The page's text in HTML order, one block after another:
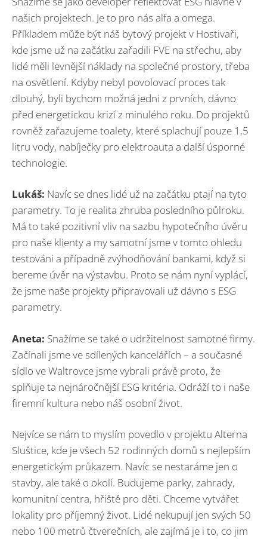
našich projektech. Je to pro nás alfa a omega.
Příkladem může být náš bytový projekt v Hostivaři,
kde jsme už na začátku zařadili FVE na střechu, aby
lidé měli levnější náklady na společné prostory, třeba
na osvětlení. Kdyby nebyl povolovací proces tak
dlouhý, byli bychom možná jedni z prvních, dávno
před energetickou krizí z minulého roku. Do projektů
rovněž zařazujeme toalety, které splachují pouze 1,5
litru vody, nabíječky pro elektroauta a další úsporné
technologie.
Lukáš: Navíc se dnes lidé už na začátku ptají na tyto
parametry. To je realita zhruba posledního půlroku.
Má to také pozitivní vliv na sazbu hypotečního úvěru
pro naše klienty a my samotní jsme v tomto ohledu
testováni a případně zvýhodňování bankami, když si
bereme úvěr na výstavbu. Proto se nám nyní vyplácí,
že jsme naše projekty připravovali už dávno s ESG
parametry.
Aneta: Snažíme se také o udržitelnost samotné firmy.
Začínali jsme ve sdílených kancelářích – a současné
sídlo ve Waltrovce jsme vybrali právě proto, že
splňuje ta nejnáročnější ESG kritéria. Odráží to i naše
firemní kultura nebo náš osobní život.
Nejvíce se nám to myslím povedlo v projektu Alterna
Sluštice, kde je všech 52 rodinných domů s nejlepším
energetickým průkazem. Navíc se nestaráme jen o
stavby, ale také o okolí. Budujeme parky, zahrady,
komunitní centra, hřiště pro děti. Chceme vytvářet
lokality pro příjemný život. Lidé nekupují jen svých 50
nebo 100 metrů čtverečních, ale zajímá je i to, co jim